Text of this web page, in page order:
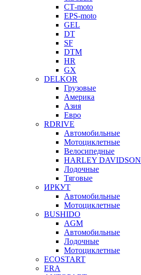
СТ-moto
EPS-moto
GEL
DT
SF
DTM
HR
GX
DELKOR
Грузовые
Америка
Азия
Евро
RDRIVE
Автомобильные
Мотоциклетные
Велосипедные
HARLEY DAVIDSON
Лодочные
Тяговые
ИРКУТ
Автомобильные
Мотоциклетные
BUSHIDO
AGM
Автомобильные
Лодочные
Мотоциклетные
ECOSTART
ERA